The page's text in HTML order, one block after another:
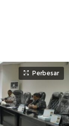
Perbesar